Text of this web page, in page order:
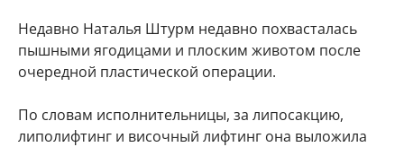
Недавно Наталья Штурм недавно похвасталась
пышными ягодицами и плоским животом после
очередной пластической операции.
По словам исполнительницы, за липосакцию,
липолифтинг и височный лифтинг она выложила